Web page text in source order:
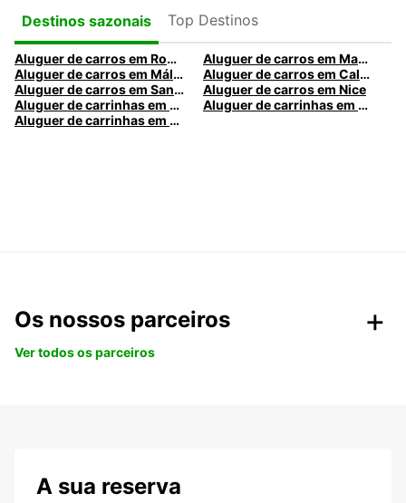
Destinos sazonais
Top Destinos
Aluguer de carros em Roma
Aluguer de carros em Madrid
Aluguer de carros em Málaga
Aluguer de carros em Caldas da Rainha
Aluguer de carros em Santa Maria da Feira
Aluguer de carros em Nice
Aluguer de carrinhas em Nice
Aluguer de carrinhas em Santa Maria da Feira
Aluguer de carrinhas em Caldas da Rainha
Os nossos parceiros
Ver todos os parceiros
A sua reserva